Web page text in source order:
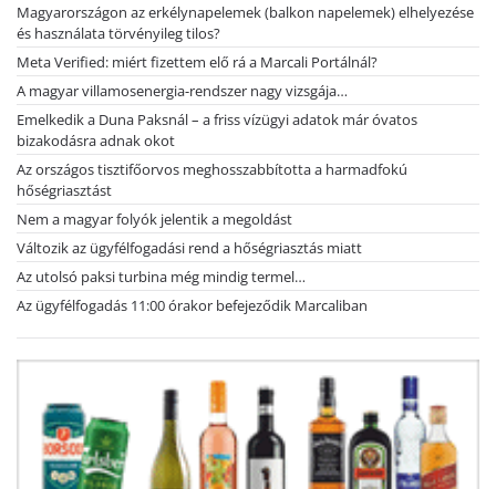
Magyarországon az erkélynapelemek (balkon napelemek) elhelyezése
és használata törvényileg tilos?
Meta Verified: miért fizettem elő rá a Marcali Portálnál?
A magyar villamosenergia-rendszer nagy vizsgája…
Emelkedik a Duna Paksnál – a friss vízügyi adatok már óvatos
bizakodásra adnak okot
Az országos tisztifőorvos meghosszabbította a harmadfokú
hőségriasztást
Nem a magyar folyók jelentik a megoldást
Változik az ügyfélfogadási rend a hőségriasztás miatt
Az utolsó paksi turbina még mindig termel…
Az ügyfélfogadás 11:00 órakor befejeződik Marcaliban